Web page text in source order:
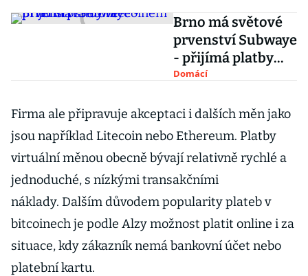
Brno má světové
prvenství Subwaye
- přijímá platby
litecoinem
Domácí
Firma ale připravuje akceptaci i dalších měn jako
jsou například Litecoin nebo Ethereum. Platby
virtuální měnou obecně bývají relativně rychlé a
jednoduché, s nízkými transakčními
náklady. Dalším důvodem popularity plateb v
bitcoinech je podle Alzy možnost platit online i za
situace, kdy zákazník nemá bankovní účet nebo
platební kartu.